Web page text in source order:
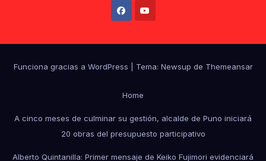
Funciona gracias a WordPress Tema: Newsup de Themeansar
Home
A cinco meses de culminar su gestión, alcalde de Puno iniciará
20 obras del presupuesto participativo
Alberto Quintanilla: Primer mensaje de Keiko Fujimori evidenciará